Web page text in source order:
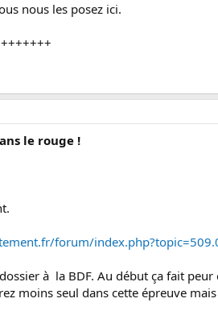
nous les posez ici.
le rouge !
forum/
à la BDF. Au début ça fait
moins seul dans cette épreuve